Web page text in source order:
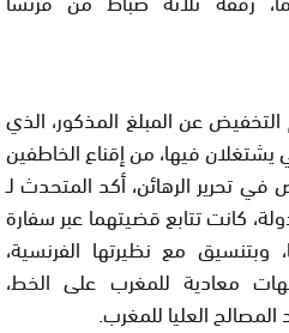
عن المبلغ المذكور، الذي
يشتغلان فيها، من إقناع الخاطفين
تحرير الرهائن، أكد المتحدث لـ
كانت تتابع قضيتهما عبر سفارة
وبتنسيق مع نظيرتها الفرنسية،
معادية للمغرب على الخط،
العليا للمغرب.